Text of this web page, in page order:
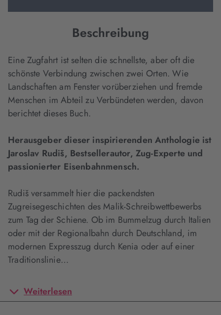
Beschreibung
Eine Zugfahrt ist selten die schnellste, aber oft die
schönste Verbindung zwischen zwei Orten. Wie
Landschaften am Fenster vorüberziehen und fremde
Menschen im Abteil zu Verbündeten werden, davon
berichtet dieses Buch.
Herausgeber dieser inspirierenden Anthologie ist
Jaroslav Rudiš, Bestsellerautor, Zug-Experte und
passionierter Eisenbahnmensch.
Rudiš versammelt hier die packendsten
Zugreisegeschichten des Malik-Schreibwettbewerbs
zum Tag der Schiene. Ob im Bummelzug durch Italien
oder mit der Regionalbahn durch Deutschland, im
modernen Expresszug durch Kenia oder auf einer
Traditionslinie…
Weiterlesen